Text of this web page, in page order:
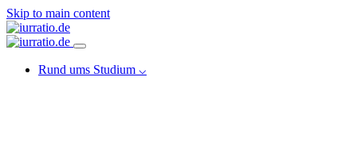
Skip to main content
Rund ums Studium ⌵